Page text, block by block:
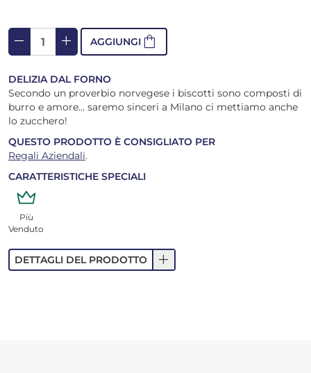
remove add AGGIUNGI shopping_bag
DELIZIA DAL FORNO
Secondo un proverbio norvegese i biscotti sono composti di
burro e amore… saremo sinceri a Milano ci mettiamo anche
lo zucchero!
QUESTO PRODOTTO È CONSIGLIATO PER
Regali Aziendali.
CARATTERISTICHE SPECIALI
Più
Venduto
DETTAGLI DEL PRODOTTO add